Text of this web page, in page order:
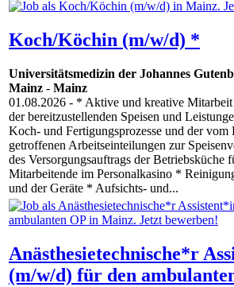
Koch/Köchin (m/w/d) *
Universitätsmedizin der Johannes
Mainz - Mainz
01.08.2026 - * Aktive und kreative
der bereitzustellenden Speisen und
Koch- und Fertigungsprozesse und der vom
getroffenen Arbeitseinteilungen zur
des Versorgungsauftrags der Betriebsküche
Mitarbeitende im Personalkasino *
und der Geräte * Aufsichts- und...
Anästhesietechnische*r
(m/w/d) für den